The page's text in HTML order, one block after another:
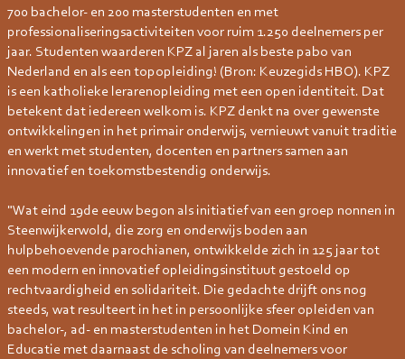
700 bachelor- en 200 masterstudenten en met
professionaliseringsactiviteiten voor ruim 1.250 deelnemers per
jaar. Studenten waarderen KPZ al jaren als beste pabo van
Nederland en als een topopleiding! (Bron: Keuzegids HBO). KPZ
is een katholieke lerarenopleiding met een open identiteit. Dat
betekent dat iedereen welkom is. KPZ denkt na over gewenste
ontwikkelingen in het primair onderwijs, vernieuwt vanuit traditie
en werkt met studenten, docenten en partners samen aan
innovatief en toekomstbestendig onderwijs.
"Wat eind 19de eeuw begon als initiatief van een groep nonnen in
Steenwijkerwold, die zorg en onderwijs boden aan
hulpbehoevende parochianen, ontwikkelde zich in 125 jaar tot
een modern en innovatief opleidingsinstituut gestoeld op
rechtvaardigheid en solidariteit. Die gedachte drijft ons nog
steeds, wat resulteert in het in persoonlijke sfeer opleiden van
bachelor-, ad- en masterstudenten in het Domein Kind en
Educatie met daarnaast de scholing van deelnemers voor